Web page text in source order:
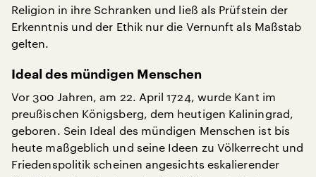
Religion in ihre Schranken und ließ als Prüfstein der
Erkenntnis und der Ethik nur die Vernunft als Maßstab
gelten.
Ideal des mündigen Menschen
Vor 300 Jahren, am 22. April 1724, wurde Kant im
preußischen Königsberg, dem heutigen Kaliningrad,
geboren. Sein Ideal des mündigen Menschen ist bis
heute maßgeblich und seine Ideen zu Völkerrecht und
Friedenspolitik scheinen angesichts eskalierender